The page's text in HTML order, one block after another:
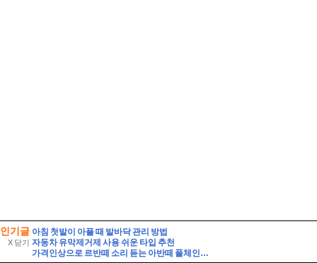
인기글
X 닫기
아침 첫발이 아플 때 발바닥 관리 방법
자동차 유막제거제 사용 쉬운 타입 추천
가격인상으로 르반떼 소리 듣는 아반떼 풀체인지 사전예약 결과는 반전이었다